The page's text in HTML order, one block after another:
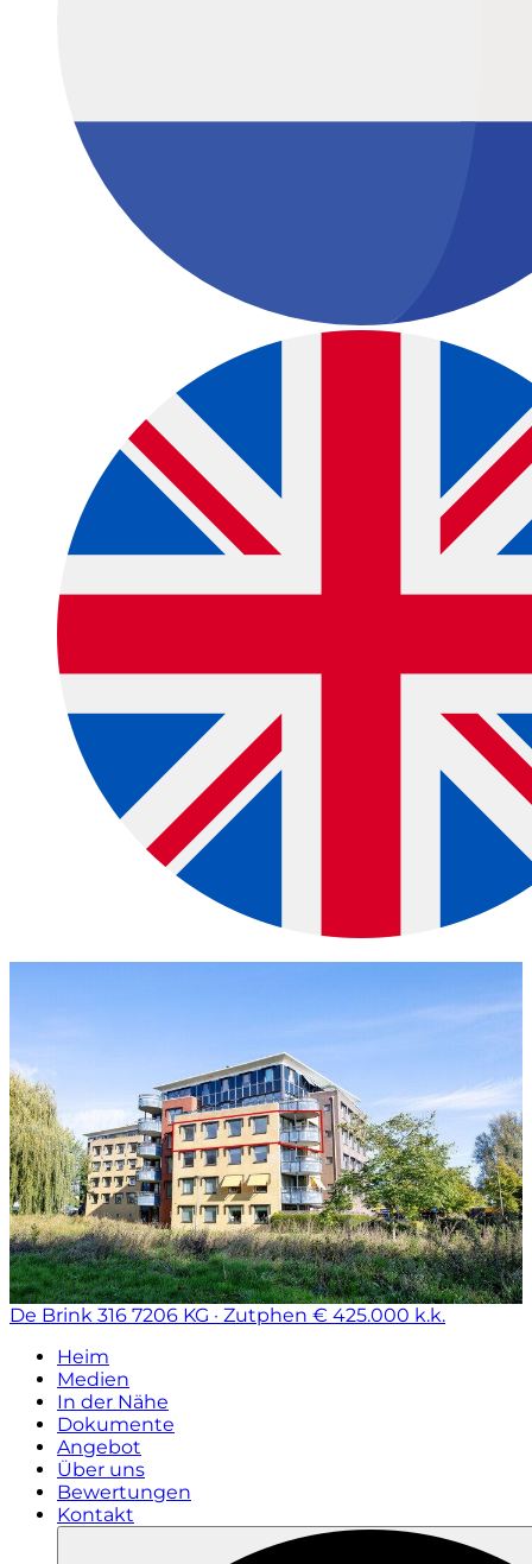
De Brink 316 7206 KG · Zutphen € 425.000 k.k.
Heim
Medien
In der Nähe
Dokumente
Angebot
Über uns
Bewertungen
Kontakt